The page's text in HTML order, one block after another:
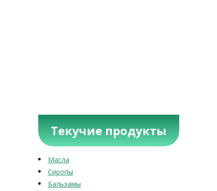
Текучие продукты
Масла
Сиропы
Бальзамы